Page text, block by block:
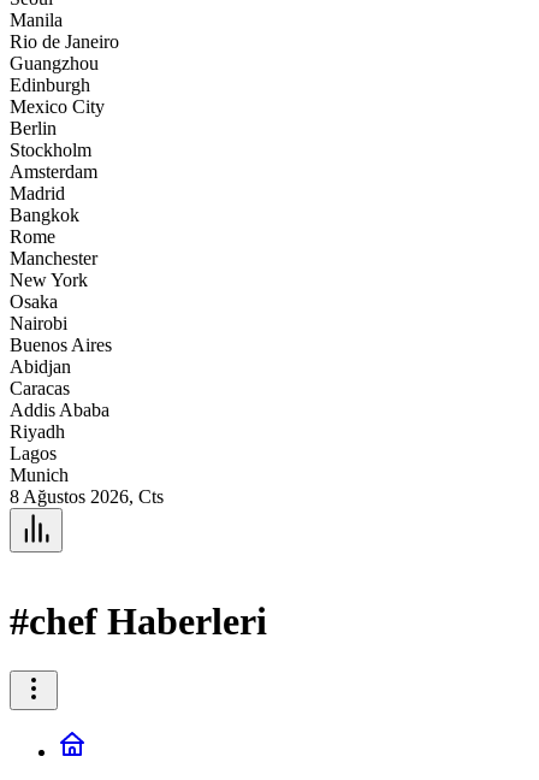
Manila
Rio de Janeiro
Guangzhou
Edinburgh
Mexico City
Berlin
Stockholm
Amsterdam
Madrid
Bangkok
Rome
Manchester
New York
Osaka
Nairobi
Buenos Aires
Abidjan
Caracas
Addis Ababa
Riyadh
Lagos
Munich
8 Ağustos 2026, Cts
#chef Haberleri